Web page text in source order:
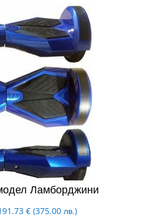
Ламборджини
€ (375.00 лв.)Текущата